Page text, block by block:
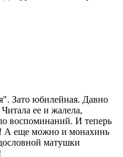
Зато юбилейная. Давно
ее и жалела,
воспоминаний. И теперь
А еще можно и монахинь
матушки